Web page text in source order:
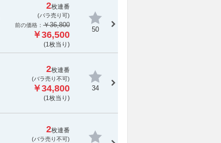
2枚連番
(バラ売り可)
前の価格： ￥36,800
￥36,500
(1枚当り)
50
2枚連番
(バラ売り不可)
￥34,800
(1枚当り)
34
2枚連番
(バラ売り不可)